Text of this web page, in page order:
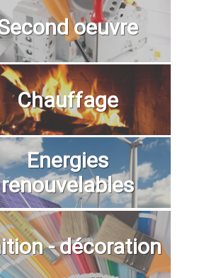
oeuvre
Chauffage
Energies
renouvelables
- décoration